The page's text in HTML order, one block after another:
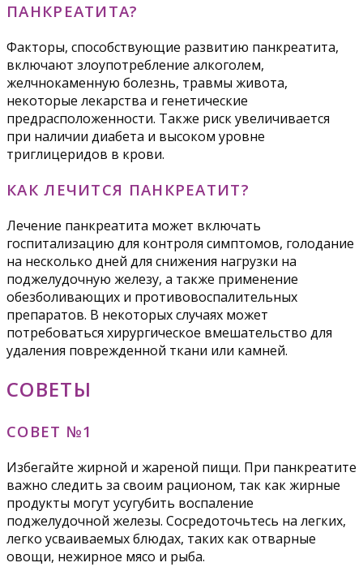
ПАНКРЕАТИТА?
Факторы, способствующие развитию панкреатита,
включают злоупотребление алкоголем,
желчнокаменную болезнь, травмы живота,
некоторые лекарства и генетические
предрасположенности. Также риск увеличивается
при наличии диабета и высоком уровне
триглицеридов в крови.
КАК ЛЕЧИТСЯ ПАНКРЕАТИТ?
Лечение панкреатита может включать
госпитализацию для контроля симптомов, голодание
на несколько дней для снижения нагрузки на
поджелудочную железу, а также применение
обезболивающих и противовоспалительных
препаратов. В некоторых случаях может
потребоваться хирургическое вмешательство для
удаления поврежденной ткани или камней.
СОВЕТЫ
СОВЕТ №1
Избегайте жирной и жареной пищи. При панкреатите
важно следить за своим рационом, так как жирные
продукты могут усугубить воспаление
поджелудочной железы. Сосредоточьтесь на легких,
легко усваиваемых блюдах, таких как отварные
овощи, нежирное мясо и рыба.